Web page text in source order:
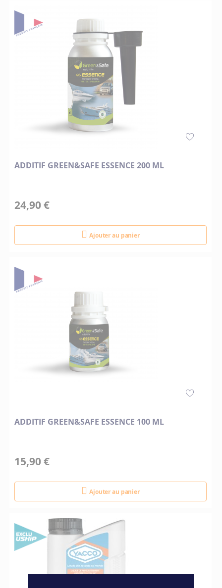
ADDITIF GREEN&SAFE ESSENCE 200 ML
24,90 €
Ajouter au panier
ADDITIF GREEN&SAFE ESSENCE 100 ML
15,90 €
Ajouter au panier